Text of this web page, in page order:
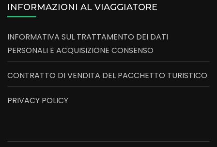
INFORMAZIONI AL VIAGGIATORE
INFORMATIVA SUL TRATTAMENTO DEI DATI
PERSONALI E ACQUISIZIONE CONSENSO
CONTRATTO DI VENDITA DEL PACCHETTO TURISTICO
PRIVACY POLICY